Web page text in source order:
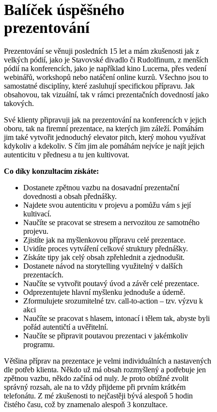
Balíček úspěšného
prezentování
Prezentování se věnuji posledních 15 let a mám zkušenosti jak z
velkých pódií, jako je Stavovské divadlo či Rudolfinum, z menších
pódií na konferencích, jako je například kino Lucerna, přes vedení
webinářů, workshopů nebo natáčení online kurzů. Všechno jsou to
samostatné disciplíny, které zasluhují specifickou přípravu. Jak
obsahovou, tak vizuální, tak v rámci prezentačních dovedností jako
takových.
Své klienty připravuji jak na prezentování na konferencích v jejich
oboru, tak na firemní prezentace, na kterých jim záleží. Pomáhám
jim také vytvořit jednoduchý elevator pitch, který mohou využívat
kdykoliv a kdekoliv. S čím jim ale pomáhám nejvíce je najít jejich
autenticitu v přednesu a tu jen kultivovat.
Co díky konzultacím získáte:
Dostanete zpětnou vazbu na dosavadní prezentační
dovednosti a obsah přednášky.
Najdete svou autenticitu v projevu a pomůžu vám s její
kultivací.
Naučíte se pracovat se stresem a nervozitou ze samotného
projevu.
Zjistíte jak na myšlenkovou přípravu celé prezentace.
Uvidíte proces vytváření celkové struktury přednášky.
Získáte tipy jak celý obsah zpřehlednit a zjednodušit.
Dostanete návod na storytelling využitelný v dalších
prezentacích.
Naučíte se vytvořit poutavý úvod a závěr celé prezentace.
Odprezentujete hlavní myšlenku jednoduše a úderně.
Zformulujete srozumitelné tzv. call-to-action – tzv. výzvu k
akci
Naučíte se pracovat s hlasem, intonací i tělem tak, abyste byli
pořád autentičtí a uvěřitelní.
Naučíte se připravit poutavou prezentaci v jakémkoliv
programu.
Většina příprav na prezentace je velmi individuálních a nastavených
dle potřeb klienta. Někdo už má obsah rozmyšlený a potřebuje jen
zpětnou vazbu, někdo začíná od nuly. Je proto obtížné zvolit
správný rozsah, ale na to vždy přijdeme při prvním krátkém
telefonátu. Z mé zkušenosti to nejčastěji bývá alespoň 5 hodin
čistého času, což by znamenalo alespoň 3 konzultace.